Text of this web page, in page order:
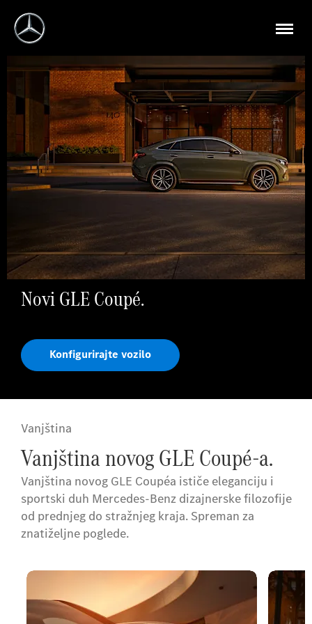
Novi GLE Coupé.
Konfigurirajte vozilo
Vanjština
Vanjština novog GLE Coupé-a.
Vanjština novog GLE Coupéa ističe eleganciju i
sportski duh Mercedes-Benz dizajnerske filozofije
od prednjeg do stražnjeg kraja. Spreman za
znatiželjne poglede.